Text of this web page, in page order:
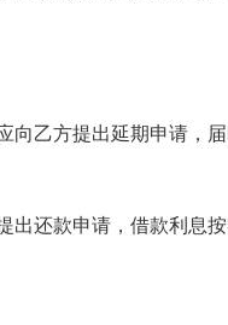
向乙方提出延期申请，
出还款申请，借款利息